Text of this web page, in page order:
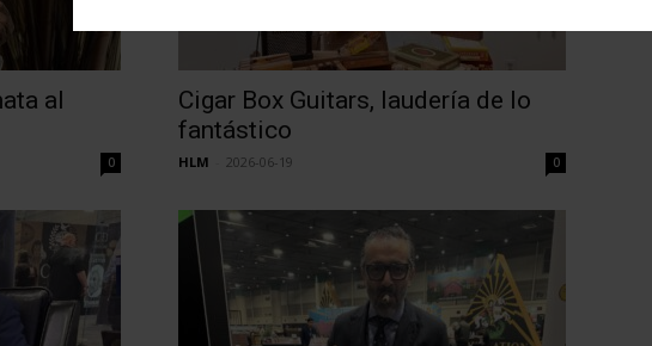
al
0
Cigar Box Guitars, laudería de lo
fantástico
HLM 2026-06-19 0